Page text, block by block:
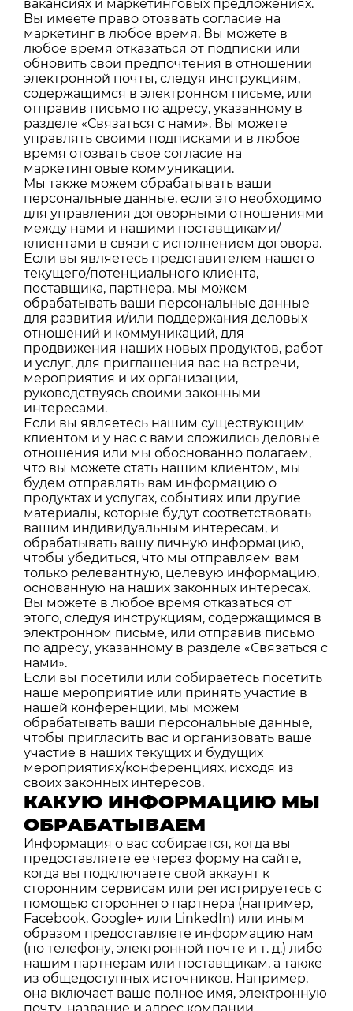
вакансиях и маркетинговых предложениях.
Вы имеете право отозвать согласие на
маркетинг в любое время. Вы можете в
любое время отказаться от подписки или
обновить свои предпочтения в отношении
электронной почты, следуя инструкциям,
содержащимся в электронном письме, или
отправив письмо по адресу, указанному в
разделе «Связаться с нами». Вы можете
управлять своими подписками и в любое
время отозвать свое согласие на
маркетинговые коммуникации.
Мы также можем обрабатывать ваши
персональные данные, если это необходимо
для управления договорными отношениями
между нами и нашими поставщиками/
клиентами в связи с исполнением договора.
Если вы являетесь представителем нашего
текущего/потенциального клиента,
поставщика, партнера, мы можем
обрабатывать ваши персональные данные
для развития и/или поддержания деловых
отношений и коммуникаций, для
продвижения наших новых продуктов, работ
и услуг, для приглашения вас на встречи,
мероприятия и их организации,
руководствуясь своими законными
интересами.
Если вы являетесь нашим существующим
клиентом и у нас с вами сложились деловые
отношения или мы обоснованно полагаем,
что вы можете стать нашим клиентом, мы
будем отправлять вам информацию о
продуктах и услугах, событиях или другие
материалы, которые будут соответствовать
вашим индивидуальным интересам, и
обрабатывать вашу личную информацию,
чтобы убедиться, что мы отправляем вам
только релевантную, целевую информацию,
основанную на наших законных интересах.
Вы можете в любое время отказаться от
этого, следуя инструкциям, содержащимся в
электронном письме, или отправив письмо
по адресу, указанному в разделе «Связаться с
нами».
Если вы посетили или собираетесь посетить
наше мероприятие или принять участие в
нашей конференции, мы можем
обрабатывать ваши персональные данные,
чтобы пригласить вас и организовать ваше
участие в наших текущих и будущих
мероприятиях/конференциях, исходя из
своих законных интересов.
КАКУЮ ИНФОРМАЦИЮ МЫ
ОБРАБАТЫВАЕМ
Информация о вас собирается, когда вы
предоставляете ее через форму на сайте,
когда вы подключаете свой аккаунт к
сторонним сервисам или регистрируетесь с
помощью стороннего партнера (например,
Facebook, Google+ или LinkedIn) или иным
образом предоставляете информацию нам
(по телефону, электронной почте и т. д.) либо
нашим партнерам или поставщикам, а также
из общедоступных источников. Например,
она включает ваше полное имя, электронную